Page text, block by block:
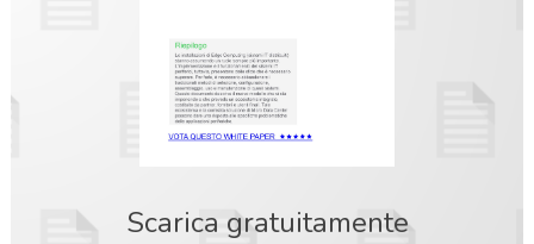
Scarica gratuitamente